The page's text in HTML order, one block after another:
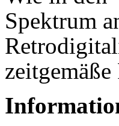
Spektrum